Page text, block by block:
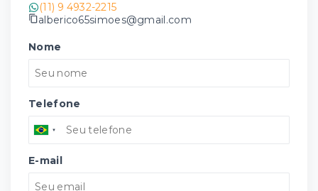
(11) 9 4932-2215
alberico65simoes@gmail.com
Nome
Telefone
E-mail